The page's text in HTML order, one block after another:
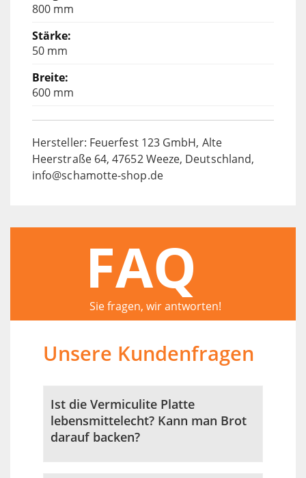
800 mm
50 mm
600 mm
Hersteller: Feuerfest 123 GmbH, Alte
Heerstraße 64, 47652 Weeze, Deutschland,
info@schamotte-shop.de
FAQ
Sie fragen, wir antworten!
Unsere Kundenfragen
Ist die Vermiculite Platte
lebensmittelecht? Kann man Brot
darauf backen?